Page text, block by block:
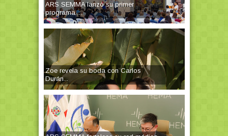
ARS SEMMA lanzó su primer
programa ...
Zoe revela su boda con Carlos
Durán...